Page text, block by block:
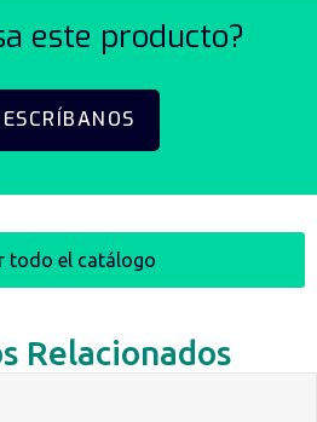
este producto?
ESCRÍBANOS
Relacionados
todo el catálogo